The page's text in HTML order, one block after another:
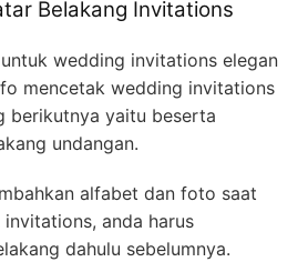
Belakang Invitations
wedding invitations elegan
mencetak wedding invitations
berikutnya yaitu beserta
undangan.
alfabet dan foto saat
anda harus
dahulu sebelumnya.